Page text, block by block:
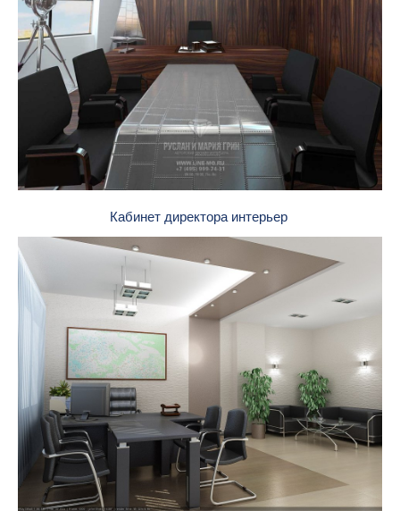
Кабинет директора интерьер